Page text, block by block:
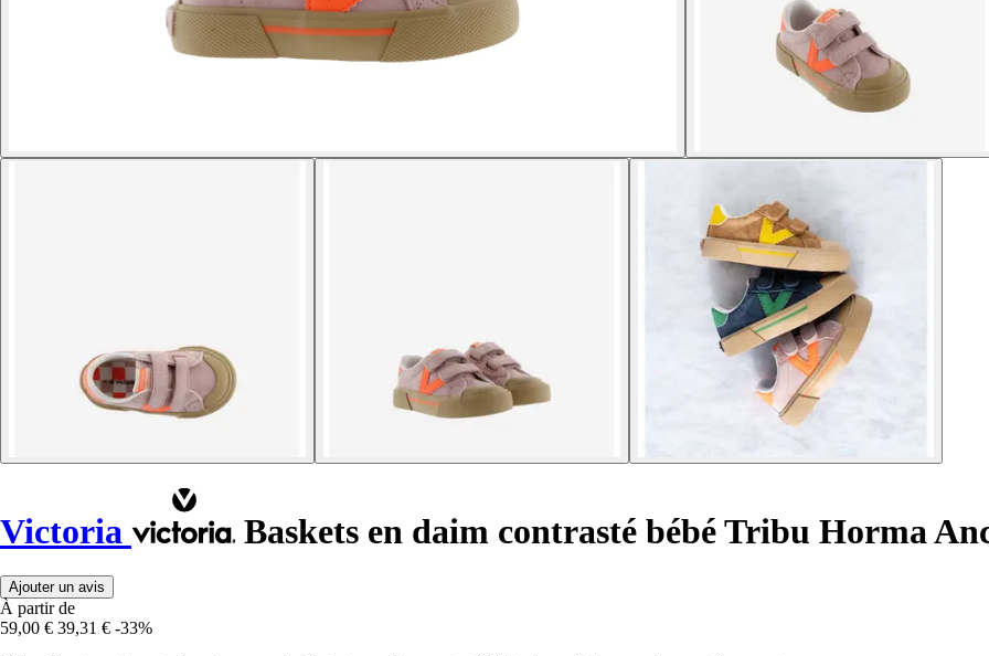
Victoria Baskets en daim contrasté bébé Tribu Horma
Ajouter un avis
À partir de
59,00 € 39,31 € -33%